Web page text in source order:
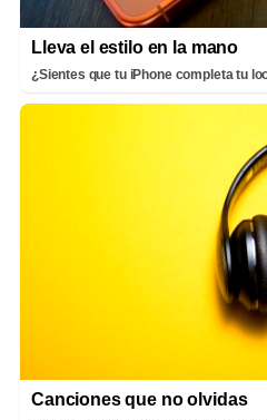
Lleva el estilo en la mano
¿Sientes que tu iPhone completa tu
Canciones que no olvidas